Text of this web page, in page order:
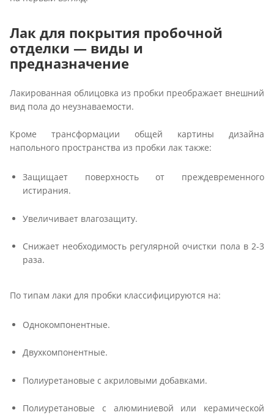
Лак для покрытия пробочной
отделки — виды и
предназначение
Лакированная облицовка из пробки преображает внешний
вид пола до неузнаваемости.
Кроме трансформации общей картины дизайна
напольного пространства из пробки лак также:
Защищает поверхность от преждевременного
истирания.
Увеличивает влагозащиту.
Снижает необходимость регулярной очистки пола в 2-3
раза.
По типам лаки для пробки классифицируются на:
Однокомпонентные.
Двухкомпонентные.
Полиуретановые с акриловыми добавками.
Полиуретановые с алюминиевой или керамической